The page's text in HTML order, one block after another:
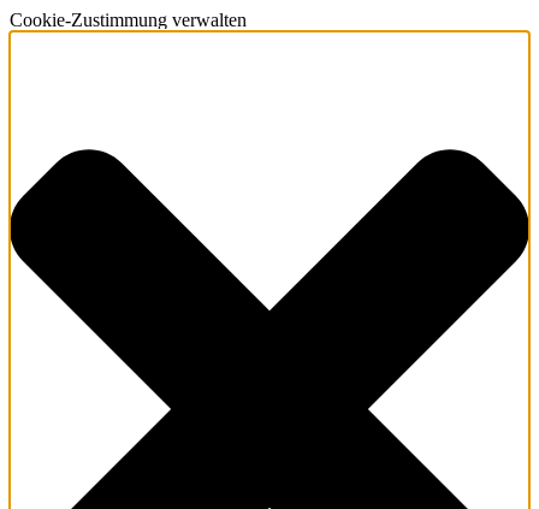
Cookie-Zustimmung verwalten